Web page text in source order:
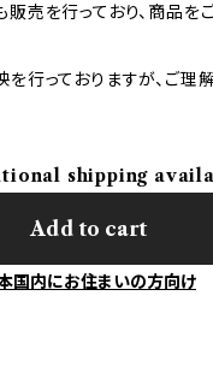
売を行っており、商品を
行っておりますが、ご理
shipping
Add to cart
国内にお住まいの方向け